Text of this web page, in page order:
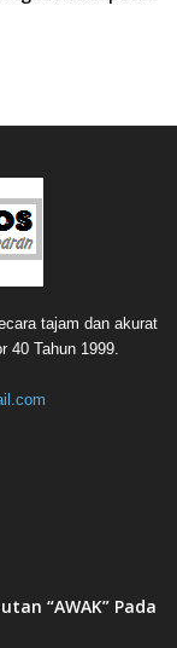
tajam dan akurat
40 Tahun 1999.
“AWAK” Pada